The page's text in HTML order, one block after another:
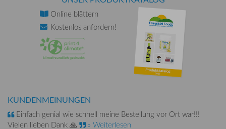
Online blättern
Kostenlos anfordern!
KUNDENMEINUNGEN
Einfach genial wie schnell meine Bestellung vor Ort war!!!
Vielen lieben Dank 🙏
» Weiterlesen